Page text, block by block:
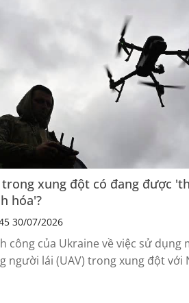
tiêu nếu xung đột mở rộng.
trong xung đột có đang được
hóa'?
30/07/2026
công của Ukraine về việc sử dụng
người lái (UAV) trong xung đột với